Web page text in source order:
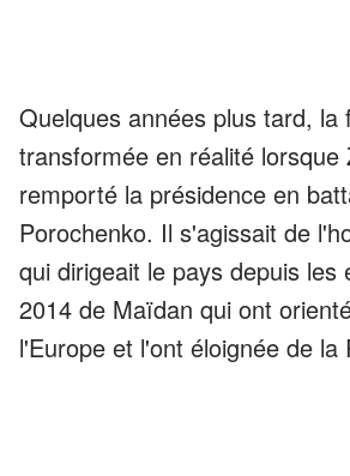
Quelques années plus tard, la
transformée en réalité lorsque
remporté la présidence en
Porochenko. Il s'agissait de
qui dirigeait le pays depuis les
2014 de Maïdan qui ont
l'Europe et l'ont éloignée de la